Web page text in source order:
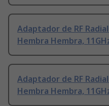
Adaptador de RF
Hembra Hembra,
Adaptador de RF
Hembra Hembra,